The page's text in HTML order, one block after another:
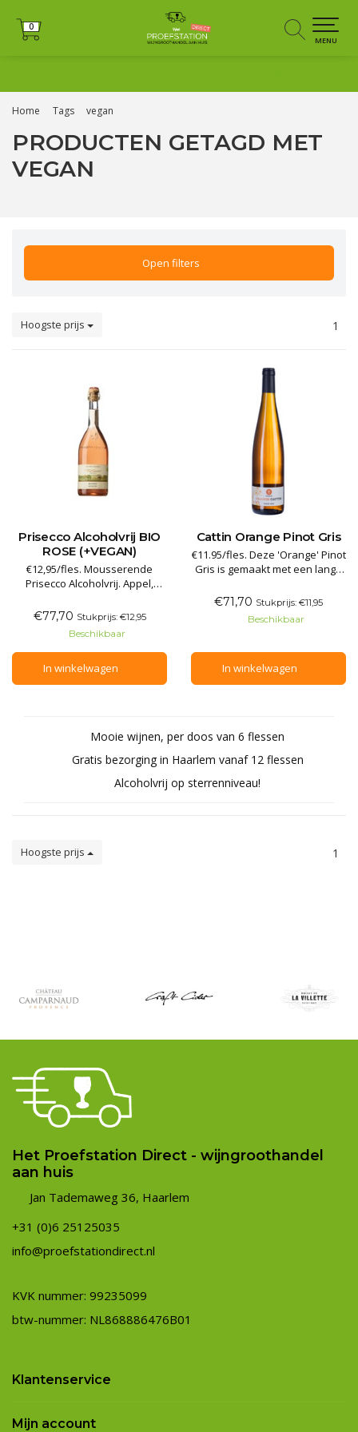
0
0
MENU
Home Tags vegan
PRODUCTEN GETAGD MET
VEGAN
Open filters
Hoogste prijs 1
Prisecco Alcoholvrij BIO
ROSE (+VEGAN)
€12,95/fles. Mousserende
Prisecco Alcoholvrij. Appel,
muntblad; het geheel is
afgerond met verfijnde vanille
en muskaatbloesem. De smaak
is frisfruitig endigend in een
kruidige afdronk. Als fris
aperitief, bij vruchtentaart en
€77,70 Stukprijs: €12,95
Beschikbaar
In winkelwagen
Cattin Orange Pinot Gris
€11.95/fles. Deze 'Orange' Pinot
Gris is gemaakt met een lange
sap oxideert samen met
schillen en pitten en neemt een
licht oranje kleur aan. In de
en smaak van gedroogde
sinaasappelschil herkenba
€71,70 Stukprijs: €11,95
Beschikbaar
In winkelwagen
Mooie wijnen, per doos van 6 flessen
Gratis bezorging in Haarlem vanaf 12 flessen
Alcoholvrij op sterrenniveau!
Hoogste prijs 1
Het Proefstation Direct - wijngroothandel
aan huis
Jan Tademaweg 36, Haarlem
+31 (0)6 25125035
info@proefstationdirect.nl
KVK nummer: 99235099
btw-nummer: NL868886476B01
Klantenservice
Mijn account